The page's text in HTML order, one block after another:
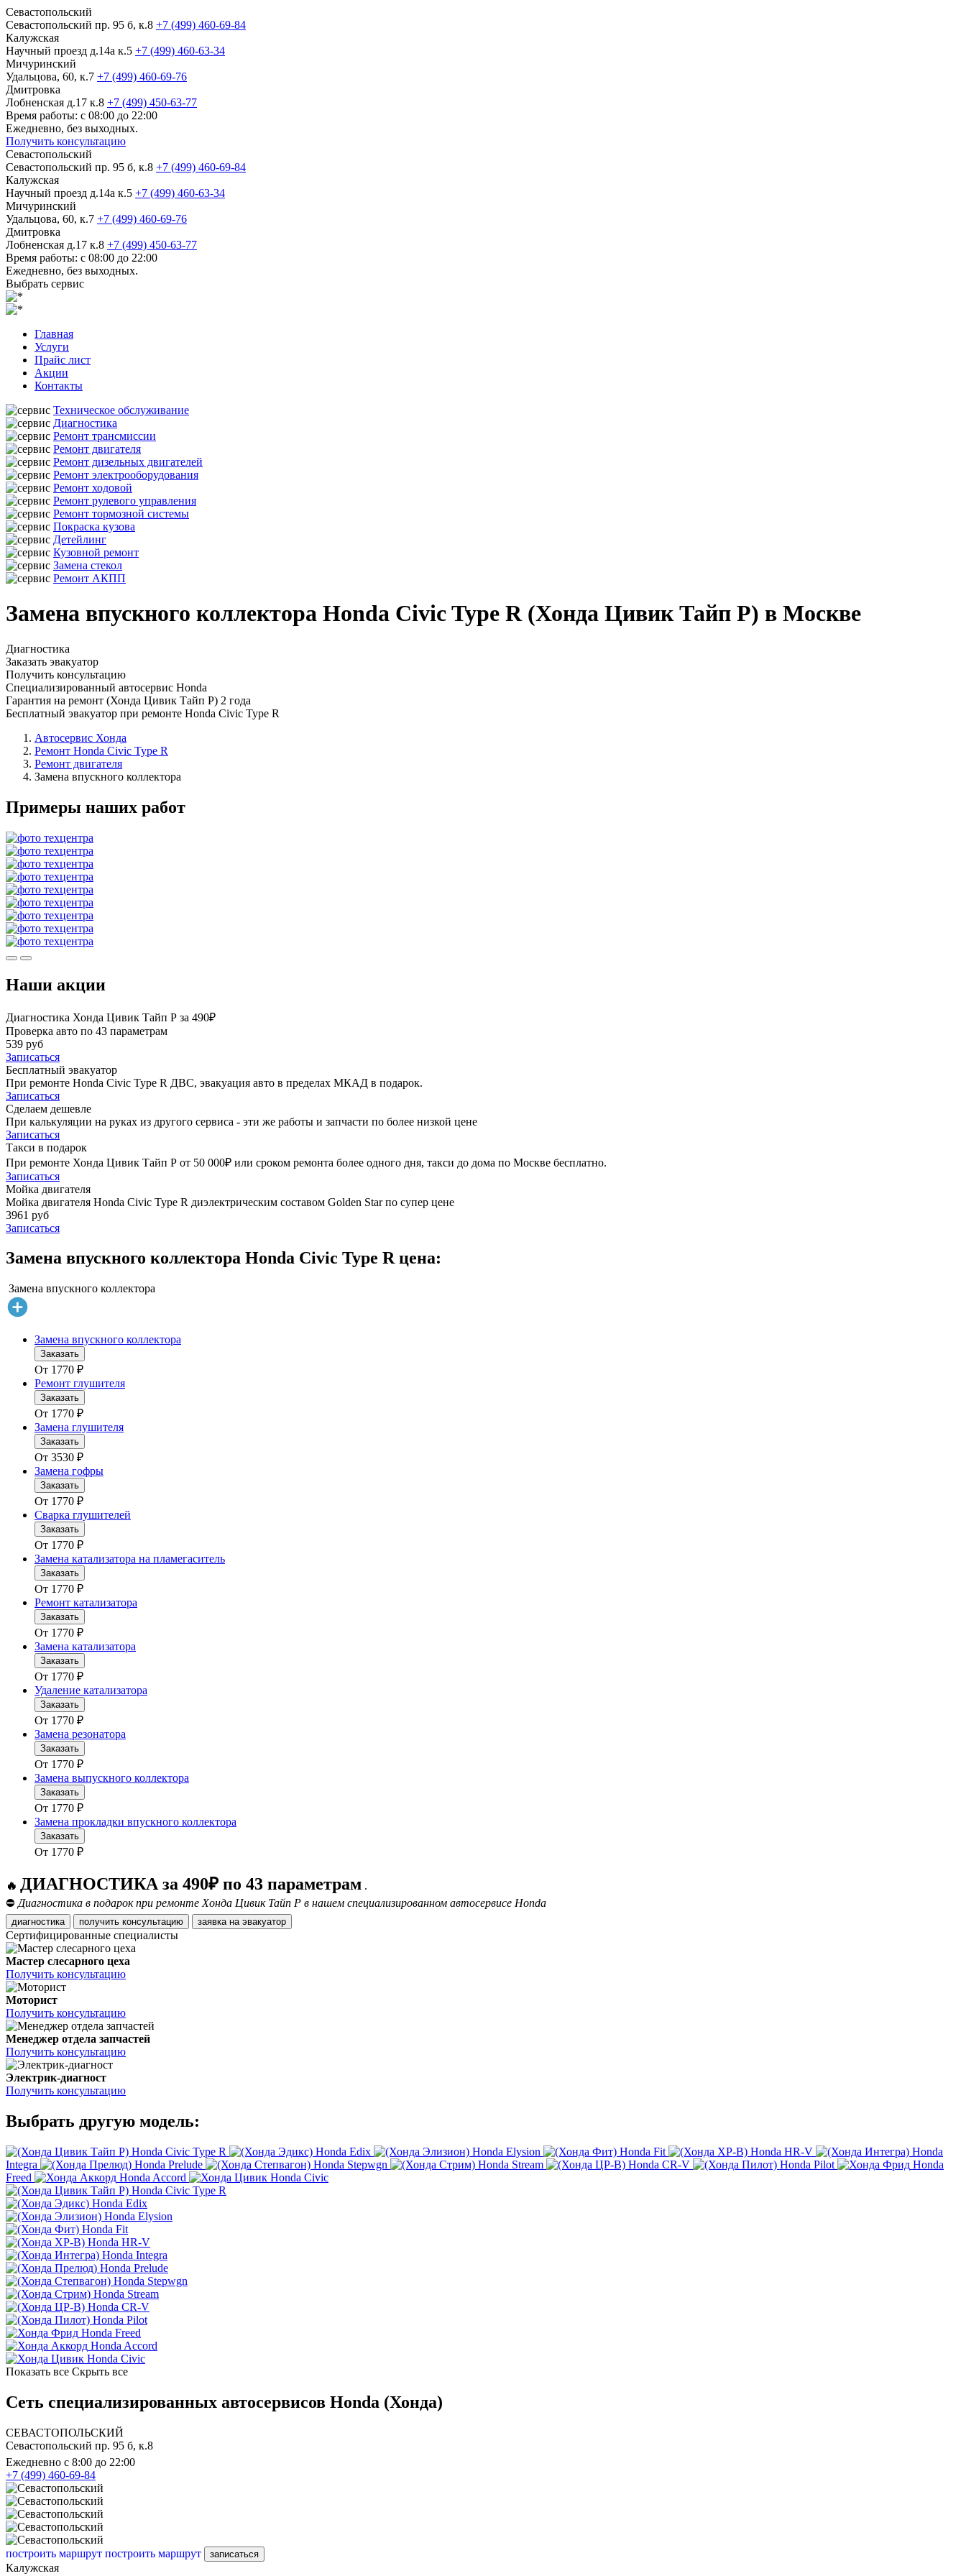
Севастопольский
Севастопольский пр. 95 б, к.8 +7 (499) 460-69-84
Калужская
Научный проезд д.14а к.5 +7 (499) 460-63-34
Мичуринский
Удальцова, 60, к.7 +7 (499) 460-69-76
Дмитровка
Лобненская д.17 к.8 +7 (499) 450-63-77
Время работы: с 08:00 до 22:00
Ежедневно, без выходных.
Получить консультацию
Севастопольский
Севастопольский пр. 95 б, к.8 +7 (499) 460-69-84
Калужская
Научный проезд д.14а к.5 +7 (499) 460-63-34
Мичуринский
Удальцова, 60, к.7 +7 (499) 460-69-76
Дмитровка
Лобненская д.17 к.8 +7 (499) 450-63-77
Время работы: с 08:00 до 22:00
Ежедневно, без выходных.
Выбрать сервис
Главная
Услуги
Прайс лист
Акции
Контакты
Техническое обслуживание
Диагностика
Ремонт трансмиссии
Ремонт двигателя
Ремонт дизельных двигателей
Ремонт электрооборудования
Ремонт ходовой
Ремонт рулевого управления
Ремонт тормозной системы
Покраска кузова
Детейлинг
Кузовной ремонт
Замена стекол
Ремонт АКПП
Замена впускного коллектора Honda Civic Type R (Хонда Цивик Тайп Р) в Москве
Диагностика
Заказать эвакуатор
Получить консультацию
Специализированный автосервис Honda
Гарантия на ремонт (Хонда Цивик Тайп Р) 2 года
Бесплатный эвакуатор при ремонте Honda Civic Type R
Автосервис Хонда
Ремонт Honda Civic Type R
Ремонт двигателя
Замена впускного коллектора
Примеры наших работ
Наши акции
Диагностика Хонда Цивик Тайп Р за 490₽
Проверка авто по 43 параметрам
539 руб
Записаться
Бесплатный эвакуатор
При ремонте Honda Civic Type R ДВС, эвакуация авто в пределах МКАД в подарок.
Записаться
Сделаем дешевле
При калькуляции на руках из другого сервиса - эти же работы и запчасти по более низкой цене
Записаться
Такси в подарок
При ремонте Хонда Цивик Тайп Р от 50 000₽ или сроком ремонта более одного дня, такси до дома по Москве бесплатно.
Записаться
Мойка двигателя
Мойка двигателя Honda Civic Type R диэлектрическим составом Golden Star по супер цене
3961 руб
Записаться
Замена впускного коллектора Honda Civic Type R цена:
Замена впускного коллектора
Замена впускного коллектора
Заказать
От 1770 ₽
Ремонт глушителя
Заказать
От 1770 ₽
Замена глушителя
Заказать
От 3530 ₽
Замена гофры
Заказать
От 1770 ₽
Сварка глушителей
Заказать
От 1770 ₽
Замена катализатора на пламегаситель
Заказать
От 1770 ₽
Ремонт катализатора
Заказать
От 1770 ₽
Замена катализатора
Заказать
От 1770 ₽
Удаление катализатора
Заказать
От 1770 ₽
Замена резонатора
Заказать
От 1770 ₽
Замена выпускного коллектора
Заказать
От 1770 ₽
Замена прокладки впускного коллектора
Заказать
От 1770 ₽
🔥 ДИАГНОСТИКА за 490₽ по 43 параметрам .
⛔ Диагностика в подарок при ремонте Хонда Цивик Тайп Р в нашем специализированном автосервисе Honda
диагностика получить консультацию заявка на эвакуатор
Сертифицированные специалисты
Мастер слесарного цеха
Получить консультацию
Моторист
Получить консультацию
Менеджер отдела запчастей
Получить консультацию
Электрик-диагност
Получить консультацию
Выбрать другую модель:
Honda Civic Type R Honda Edix Honda Elysion Honda Fit Honda HR-V
Honda
Integra
Honda Prelude Honda Stepwgn Honda Stream Honda CR-V Honda Pilot
Honda
Freed
Honda Accord
Honda Civic
Honda Civic Type R
Honda Edix
Honda Elysion
Honda Fit
Honda HR-V
Honda Integra
Honda Prelude
Honda Stepwgn
Honda Stream
Honda CR-V
Honda Pilot
Honda Freed
Honda Accord
Honda Civic
Показать все Скрыть все
Сеть специализированных автосервисов Honda (Хонда)
СЕВАСТОПОЛЬСКИЙ
Севастопольский пр. 95 б, к.8
Ежедневно с 8:00 до 22:00
+7 (499) 460-69-84
построить маршрут построить маршрут записаться
Калужская